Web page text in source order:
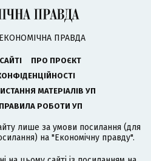
ПРАВДА
ПРО ПРОЄКТ
МАТЕРІАЛІВ УП
РОБОТИ УП
лише за умови посилання (для
на "Економічну правду".